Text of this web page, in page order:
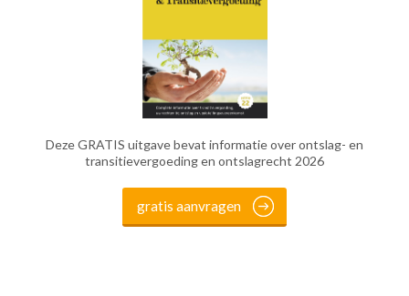
Deze GRATIS uitgave bevat informatie over ontslag- en
transitievergoeding en ontslagrecht 2026
gratis aanvragen